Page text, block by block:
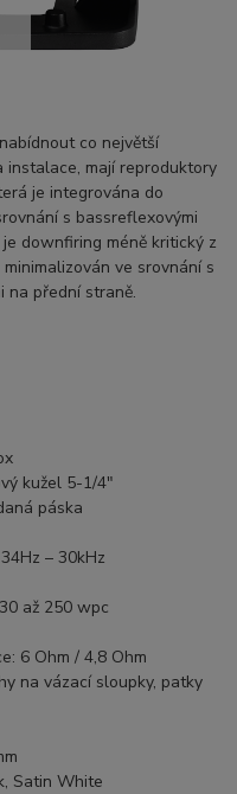
co největší
mají reproduktory
je integrována do
s bassreflexovými
downfiring méně kritický z
ve srovnání s
na přední straně.
kužel 5-1/4″
páska
– 30kHz
až 250 wpc
6 Ohm / 4,8 Ohm
na vázací sloupky, patky
Satin White